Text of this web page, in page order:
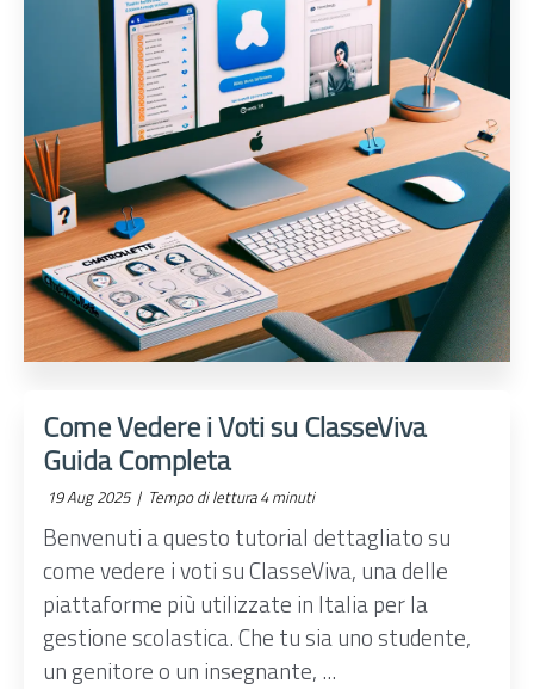
Come Vedere i Voti su ClasseViva
Guida Completa
19 Aug 2025 | Tempo di lettura 4 minuti
Benvenuti a questo tutorial dettagliato su
come vedere i voti su ClasseViva, una delle
piattaforme più utilizzate in Italia per la
gestione scolastica. Che tu sia uno studente,
un genitore o un insegnante, ...